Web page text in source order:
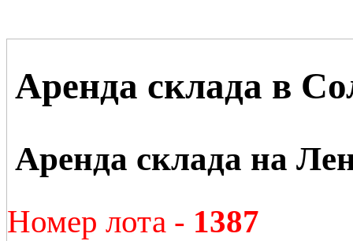
Аренда склада в
Аренда склада на
Номер лота - 1387